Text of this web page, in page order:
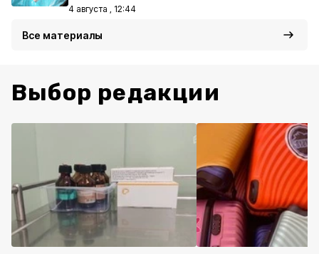
4 августа , 12:44
Все материалы
Выбор редакции